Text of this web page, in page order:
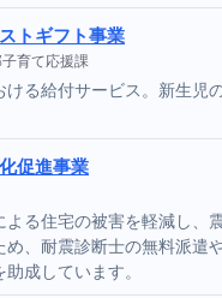
トギフト事業
育て応援課
ける給付サービス。新生児
促進事業
よる住宅の被害を軽減し、
め、耐震診断士の無料派遣
成しています。